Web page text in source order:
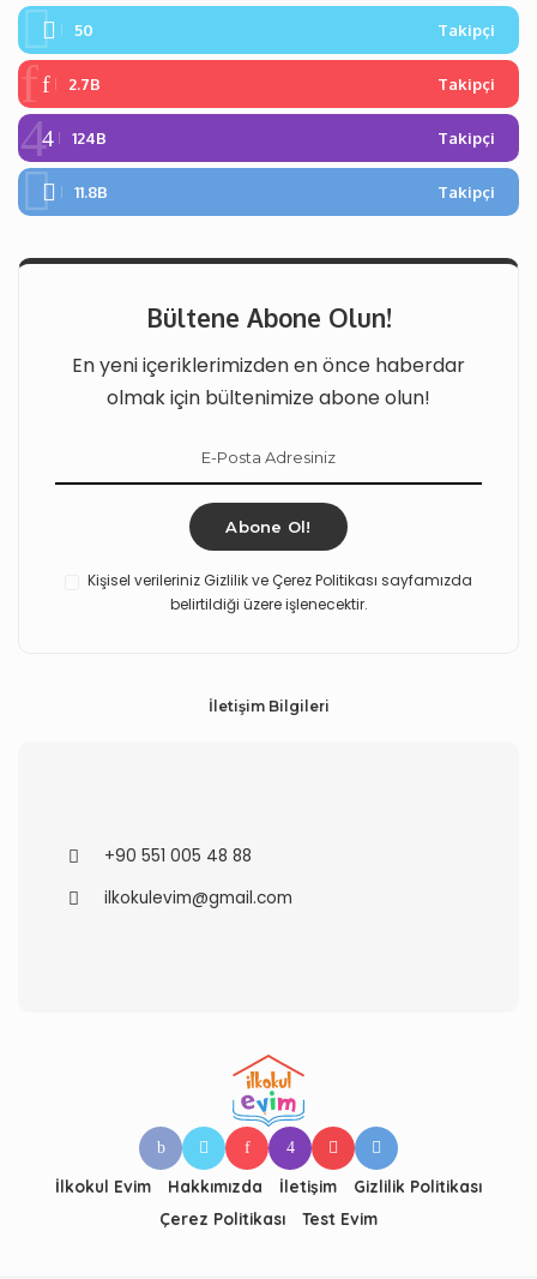
50 Takipçi
2.7B Takipçi
124B Takipçi
11.8B Takipçi
Bültene Abone Olun!
En yeni içeriklerimizden en önce haberdar
olmak için bültenimize abone olun!
Abone Ol!
Kişisel verileriniz Gizlilik ve Çerez Politikası sayfamızda
belirtildiği üzere işlenecektir.
İletişim Bilgileri
+90 551 005 48 88
ilkokulevim@gmail.com
İlkokul Evim Hakkımızda İletişim
Gizlilik Politikası
Çerez Politikası
Test Evim